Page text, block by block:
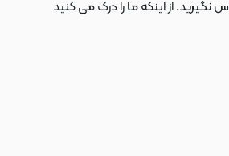
از اینکه ما را درک می کنید